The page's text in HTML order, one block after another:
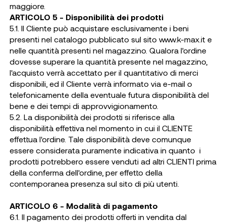
maggiore.
ARTICOLO 5 - Disponibilità dei prodotti
5.1. Il Cliente può acquistare esclusivamente i beni
presenti nel catalogo pubblicato sul sito www.k-max.it e
nelle quantità presenti nel magazzino. Qualora l'ordine
dovesse superare la quantità presente nel magazzino,
l'acquisto verrà accettato per il quantitativo di merci
disponibili, ed il Cliente verrà informato via e-mail o
telefonicamente della eventuale futura disponibilità del
bene e dei tempi di approvvigionamento.
5.2. La disponibilità dei prodotti si riferisce alla
disponibilità effettiva nel momento in cui il CLIENTE
effettua l'ordine. Tale disponibilità deve comunque
essere considerata puramente indicativa in quanto i
prodotti potrebbero essere venduti ad altri CLIENTI prima
della conferma dell'ordine, per effetto della
contemporanea presenza sul sito di più utenti.
ARTICOLO 6 - Modalità di pagamento
6.1. Il pagamento dei prodotti offerti in vendita dal